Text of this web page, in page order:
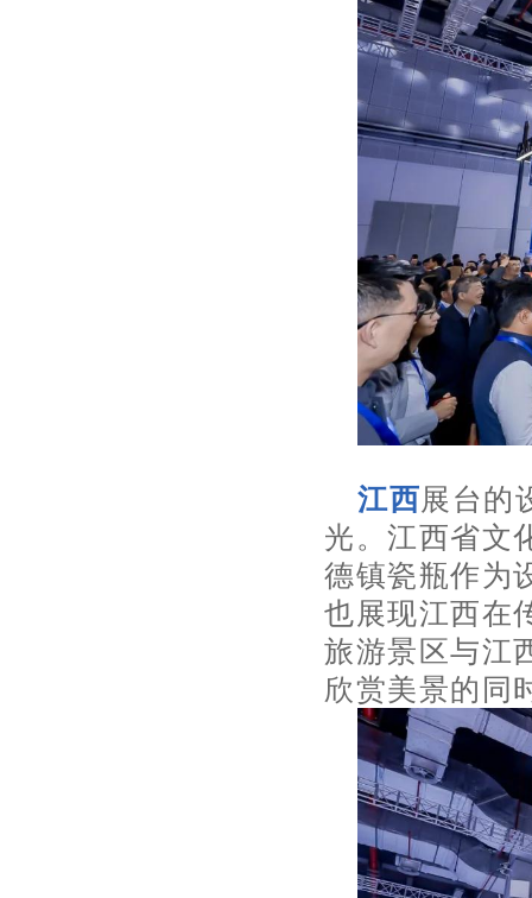
江西展台的
光。江西省文
德镇瓷瓶作为
也展现江西在
旅游景区与江
欣赏美景的同